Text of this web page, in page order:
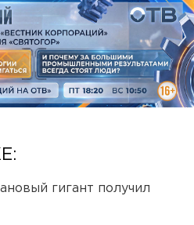
гигант получил